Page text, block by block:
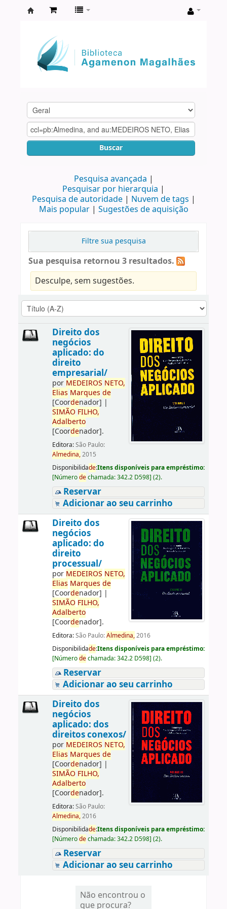
Agamenon
Magalhães
Buscar
Pesquisa avançada
Pesquisar por hierarquia
Pesquisa de autoridade
Nuvem de tags
Mais popular
Sugestões de aquisição
Filtre sua pesquisa
Sua pesquisa retornou 3 resultados.
Desculpe, sem sugestões.
Direito dos
negócios
aplicado: do
direito
empresarial/
por MEDEIROS NETO,
Elias Marques de
[Coordenador] |
SIMÃO FILHO,
Adalberto
[Coordenador].
Editora:São Paulo:
Almedina,2015
Disponibilidade:Itens disponíveis para empréstimo:
[Númerodechamada:342.2 D598] (2).
Reservar
Adicionar ao seu carrinho
Direito dos
negócios
aplicado: do
direito
processual/
por MEDEIROS NETO,
Elias Marques de
[Coordenador] |
SIMÃO FILHO,
Adalberto
[Coordenador].
Editora:São Paulo:Almedina,2016
Disponibilidade:Itens disponíveis para empréstimo:
[Númerodechamada:342.2 D598] (2).
Reservar
Adicionar ao seu carrinho
Direito dos
negócios
aplicado: dos
direitos conexos/
por MEDEIROS NETO,
Elias Marques de
[Coordenador] |
SIMÃO FILHO,
Adalberto
[Coordenador].
Editora:São Paulo:
Almedina,2016
Disponibilidade:Itens disponíveis para empréstimo:
[Númerodechamada:342.2 D598] (2).
Reservar
Adicionar ao seu carrinho
Não encontrou o
que procura?